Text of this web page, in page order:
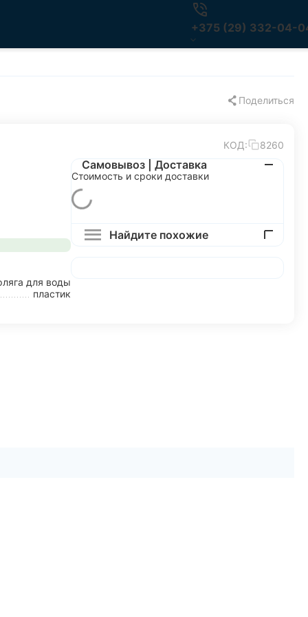
+375 (29) 332-04-
Поделиться
КОД: 8260
для воды
пластик
Самовывоз | Доставка
Стоимость и сроки доставки
Найдите похожие